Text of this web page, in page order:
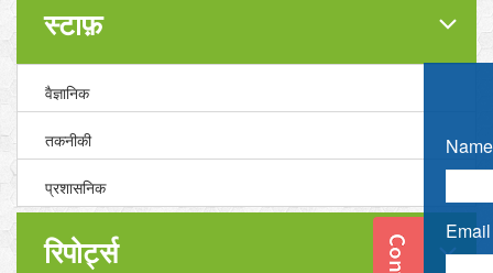
स्टाफ़
वैज्ञानिक
तकनीकी
प्रशासनिक
रिपोर्ट्स